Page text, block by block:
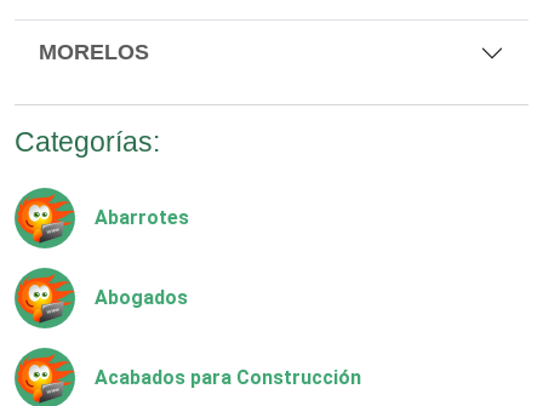
MORELOS
Categorías:
Abarrotes
Abogados
Acabados para Construcción